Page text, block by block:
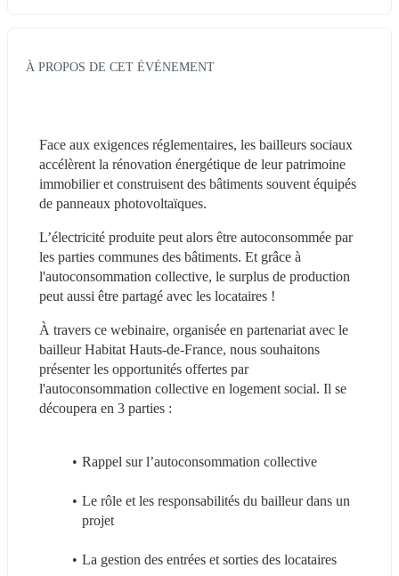
À PROPOS DE CET ÉVÉNEMENT
Face aux exigences réglementaires, les bailleurs sociaux
accélèrent la rénovation énergétique de leur patrimoine
immobilier et construisent des bâtiments souvent équipés
de panneaux photovoltaïques.
L’électricité produite peut alors être autoconsommée par
les parties communes des bâtiments. Et grâce à
l'autoconsommation collective, le surplus de production
peut aussi être partagé avec les locataires !
À travers ce webinaire, organisée en partenariat avec le
bailleur Habitat Hauts-de-France, nous souhaitons
présenter les opportunités offertes par
l'autoconsommation collective en logement social. Il se
découpera en 3 parties :
Rappel sur l’autoconsommation collective
Le rôle et les responsabilités du bailleur dans un
projet
La gestion des entrées et sorties des locataires